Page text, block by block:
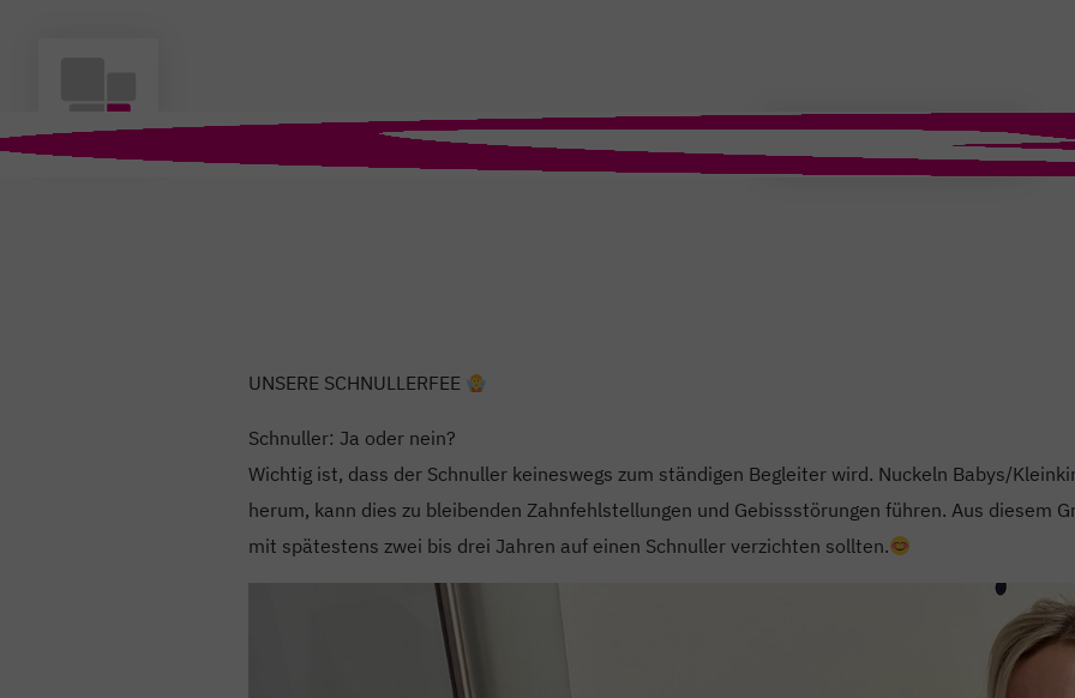
UNSERE SCHNULLERFEE
Schnuller: Ja oder nein?
Wichtig ist, dass der Schnuller keineswegs zum ständigen Begleiter wird. Nuckeln Babys/
herum, kann dies zu bleibenden Zahnfehlstellungen und Gebissstörungen führen. Aus diesem
mit spätestens zwei bis drei Jahren auf einen Schnuller verzichten sollten.